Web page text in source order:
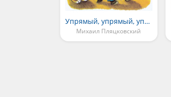
Упрямый, упрямый, упрямый ослик
Михаил Пляцковский